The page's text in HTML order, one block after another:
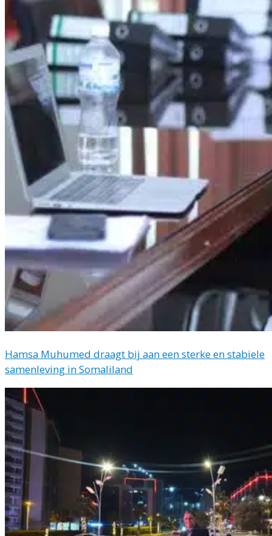
Hamsa Muhumed draagt bij aan een sterke en stabiele
samenleving in Somaliland